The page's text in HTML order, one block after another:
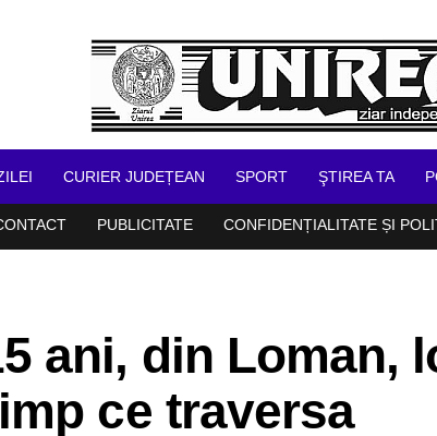
CURIER JUDEȚEAN SPORT ŞTIREA TA
PUBLICITATE CONFIDENȚIALITATE ȘI
ani, din Loman,
ce traversa